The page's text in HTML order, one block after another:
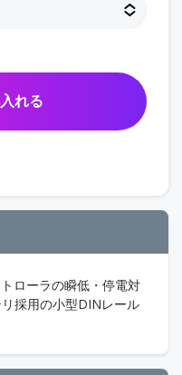
れる
ローラの瞬低・停電対
採用の小型DINレール